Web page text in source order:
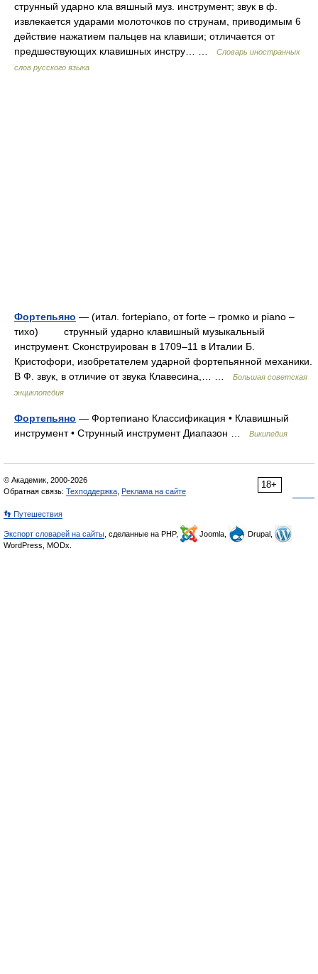
струнный ударно кла вяшный муз. инструмент; звук в ф.
извлекается ударами молоточков по струнам, приводимым 6
действие нажатием пальцев на клавиши; отличается от
предшествующих клавишных инстру… …
Словарь иностранных
слов русского языка
Фортепьяно — (итал. fortepiano, от forte – громко и piano –
тихо) струнный ударно клавишный музыкальный
инструмент. Сконструирован в 1709–11 в Италии Б.
Кристофори, изобретателем ударной фортепьянной механики.
В Ф. звук, в отличие от звука Клавесина,… …
Большая советская
энциклопедия
Фортепьяно — Фортепиано Классификация • Клавишный
инструмент • Струнный инструмент Диапазон …
Википедия
18+
© Академик, 2000-2026
Обратная связь: Техподдержка Реклама на сайте
👣 Путешествия
Экспорт словарей на сайты , сделанные на PHP, Joomla,
Drupal,
WordPress, MODx.